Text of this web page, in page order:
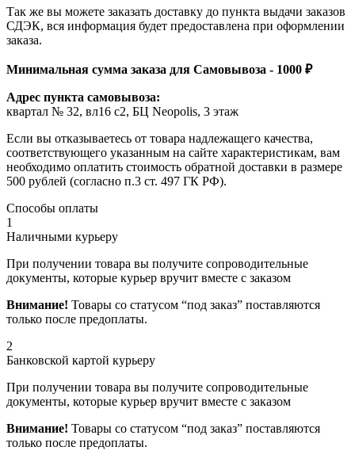
Так же вы можете заказать доставку до пункта выдачи заказов
СДЭК, вся информация будет предоставлена при оформлении
заказа.
Минимальная сумма заказа для Самовывоза - 1000 ₽
Адрес пункта самовывоза:
квартал № 32, вл16 с2, БЦ Neopolis, 3 этаж
Если вы отказываетесь от товара надлежащего качества,
соответствующего указанным на сайте характеристикам, вам
необходимо оплатить стоимость обратной доставки в размере
500 рублей (согласно п.3 ст. 497 ГК РФ).
Способы оплаты
1
Наличными курьеру
При получении товара вы получите сопроводительные
документы, которые курьер вручит вместе с заказом
Внимание! Товары со статусом “под заказ” поставляются
только после предоплаты.
2
Банковской картой курьеру
При получении товара вы получите сопроводительные
документы, которые курьер вручит вместе с заказом
Внимание! Товары со статусом “под заказ” поставляются
только после предоплаты.